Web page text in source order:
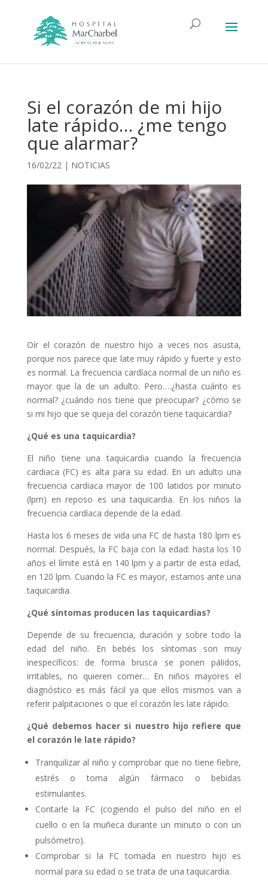
Si el corazón de mi hijo
late rápido… ¿me tengo
que alarmar?
16/02/22| NOTICIAS
Oír el corazón de nuestro hijo a veces nos asusta,
porque nos parece que late muy rápido y fuerte y esto
es normal. La frecuencia cardíaca normal de un niño es
mayor que la de un adulto. Pero….¿hasta cuánto es
normal? ¿cuándo nos tiene que preocupar? ¿cómo se
si mi hijo que se queja del corazón tiene taquicardia?
¿Qué es una taquicardia?
El niño tiene una taquicardia cuando la frecuencia
cardiaca (FC) es alta para su edad. En un adulto una
frecuencia cardiaca mayor de 100 latidos por minuto
(lpm) en reposo es una taquicardia. En los niños la
frecuencia cardíaca depende de la edad.
Hasta los 6 meses de vida una FC de hasta 180 lpm es
normal. Después, la FC baja con la edad: hasta los 10
años el límite está en 140 lpm y a partir de esta edad,
en 120 lpm. Cuando la FC es mayor, estamos ante una
taquicardia.
¿Qué síntomas producen las taquicardias?
Depende de su frecuencia, duración y sobre todo la
edad del niño. En bebés los síntomas son muy
inespecíficos: de forma brusca se ponen pálidos,
irritables, no quieren comer… En niños mayores el
diagnóstico es más fácil ya que ellos mismos van a
referir palpitaciones o que el corazón les late rápido.
¿Qué debemos hacer si nuestro hijo refiere que
el corazón le late rápido?
Tranquilizar al niño y comprobar que no tiene fiebre,
estrés o toma algún fármaco o bebidas
estimulantes.
Contarle la FC (cogiendo el pulso del niño en el
cuello o en la muñeca durante un minuto o con un
pulsómetro).
Comprobar si la FC tomada en nuestro hijo es
normal para su edad o se trata de una taquicardia.